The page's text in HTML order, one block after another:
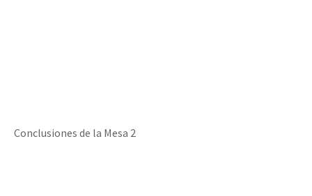
Conclusiones de la Mesa 2